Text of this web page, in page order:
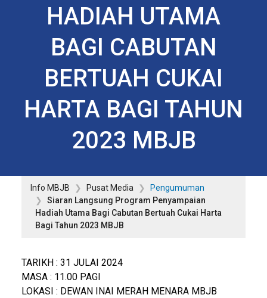
HADIAH UTAMA
BAGI CABUTAN
BERTUAH CUKAI
HARTA BAGI TAHUN
2023 MBJB
Info MBJB Pusat Media
Pengumuman
Siaran Langsung Program Penyampaian
Hadiah Utama Bagi Cabutan Bertuah Cukai Harta
Bagi Tahun 2023 MBJB
TARIKH : 31 JULAI 2024
MASA : 11.00 PAGI
LOKASI : DEWAN INAI MERAH MENARA MBJB